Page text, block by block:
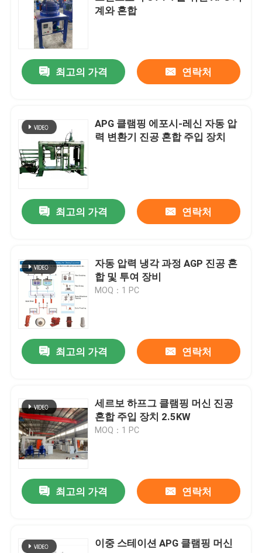
회사 소개
공장 투어
연락처
견적 요청
트랜스 권상기
트랜스포머 오븐
트랜스포머 건조 오븐
진공 樹脂 가출 기계
진공 혼합 주입 장치
진공 소화 오븐
트랜스포머 상처 핵
CRGO CRNGO
계와 혼합
최고의 가격 연락처
APG 클램핑 에포시-레신 자동 압
력 변환기 진공 혼합 주입 장치
최고의 가격 연락처
자동 압력 냉각 과정 AGP 진공 혼
합 및 투여 장비
MOQ：1 PC
최고의 가격 연락처
세르보 하프그 클램핑 머신 진공
혼합 주입 장치 2.5KW
MOQ：1 PC
최고의 가격 연락처
이중 스테이션 APG 클램핑 머신